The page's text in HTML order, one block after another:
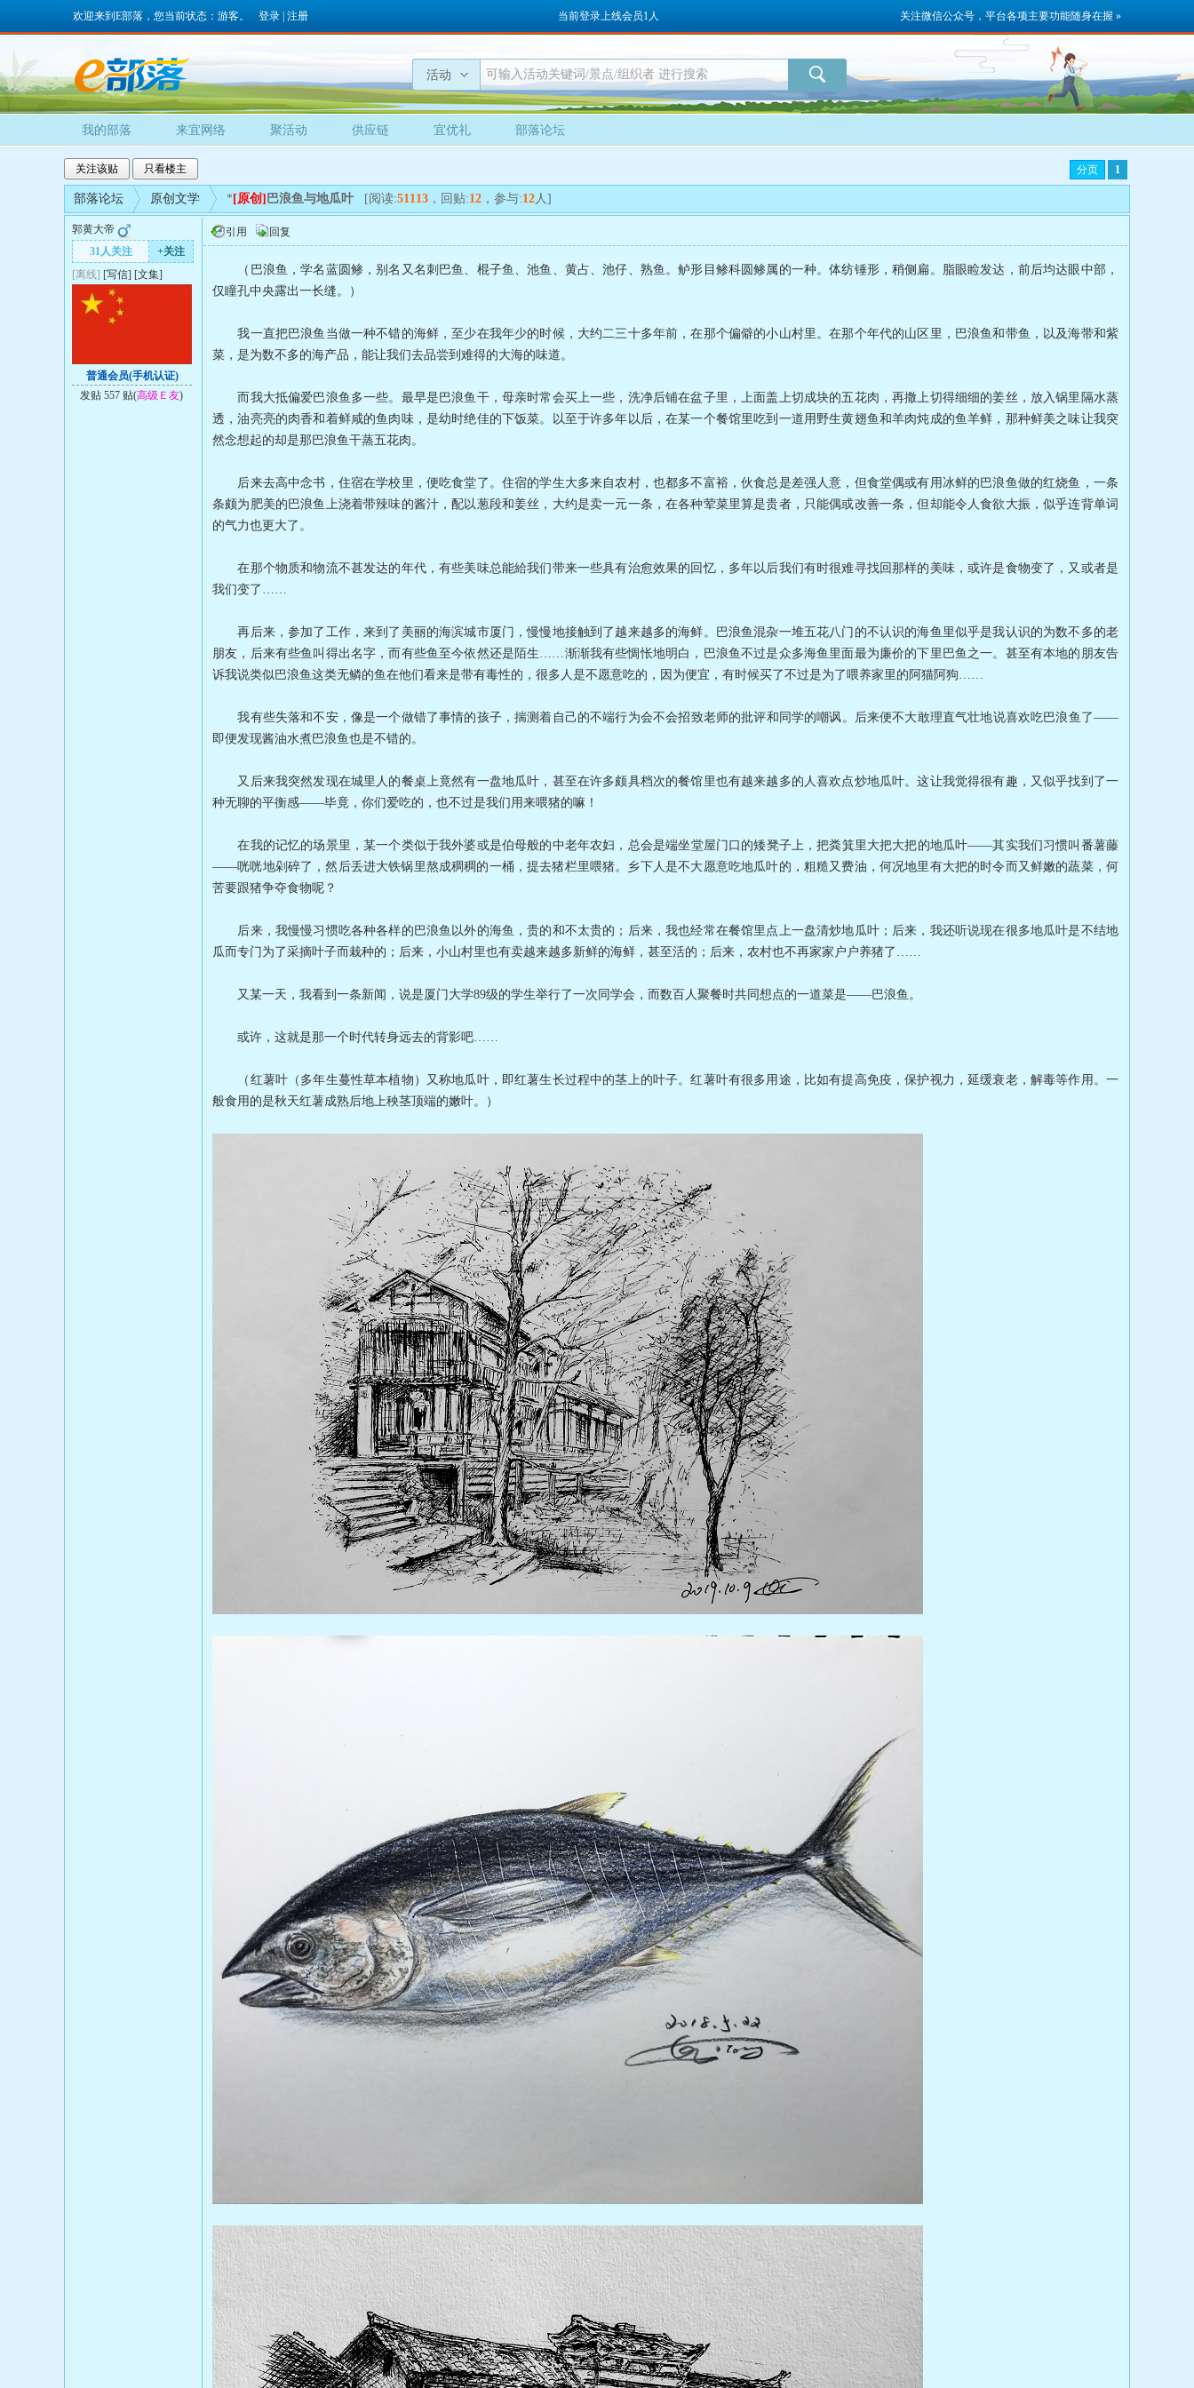
关注微信公众号，平台各项主要功能随身在握 »
欢迎来到E部落，您当前状态：游客。 登录 注册 当前登录上线会员1人
活动
我的部落 来宜网络 聚活动 供应链 宜优礼 部落论坛
关注该贴 只看楼主 分页 1
部落论坛 原创文学 * [原创] 巴浪鱼与地瓜叶 [阅读:51113 ，回贴:12 ，参与:12人]
郭黄大帝
31人关注
+关注
[离线] [写信] [文集]
普通会员(手机认证)
发贴 557 贴(高级Ｅ友)
引用 回复
（巴浪鱼，学名蓝圆鲹，别名又名刺巴鱼、棍子鱼、池鱼、黄占、池仔、熟鱼。鲈形目鲹科圆鲹属的一种。体纺锤形，稍侧扁。脂眼睑发达，前后均达眼中部，
仅瞳孔中央露出一长缝。）
我一直把巴浪鱼当做一种不错的海鲜，至少在我年少的时候，大约二三十多年前，在那个偏僻的小山村里。在那个年代的山区里，巴浪鱼和带鱼，以及海带和紫
菜，是为数不多的海产品，能让我们去品尝到难得的大海的味道。
而我大抵偏爱巴浪鱼多一些。最早是巴浪鱼干，母亲时常会买上一些，洗净后铺在盆子里，上面盖上切成块的五花肉，再撒上切得细细的姜丝，放入锅里隔水蒸
透，油亮亮的肉香和着鲜咸的鱼肉味，是幼时绝佳的下饭菜。以至于许多年以后，在某一个餐馆里吃到一道用野生黄翅鱼和羊肉炖成的鱼羊鲜，那种鲜美之味让我突
然念想起的却是那巴浪鱼干蒸五花肉。
后来去高中念书，住宿在学校里，便吃食堂了。住宿的学生大多来自农村，也都多不富裕，伙食总是差强人意，但食堂偶或有用冰鲜的巴浪鱼做的红烧鱼，一条
条颇为肥美的巴浪鱼上浇着带辣味的酱汁，配以葱段和姜丝，大约是卖一元一条，在各种荤菜里算是贵者，只能偶或改善一条，但却能令人食欲大振，似乎连背单词
的气力也更大了。
在那个物质和物流不甚发达的年代，有些美味总能給我们带来一些具有治愈效果的回忆，多年以后我们有时很难寻找回那样的美味，或许是食物变了，又或者是
我们变了……
再后来，参加了工作，来到了美丽的海滨城市厦门，慢慢地接触到了越来越多的海鲜。巴浪鱼混杂一堆五花八门的不认识的海鱼里似乎是我认识的为数不多的老
朋友，后来有些鱼叫得出名字，而有些鱼至今依然还是陌生……渐渐我有些惆怅地明白，巴浪鱼不过是众多海鱼里面最为廉价的下里巴鱼之一。甚至有本地的朋友告
诉我说类似巴浪鱼这类无鳞的鱼在他们看来是带有毒性的，很多人是不愿意吃的，因为便宜，有时候买了不过是为了喂养家里的阿猫阿狗……
我有些失落和不安，像是一个做错了事情的孩子，揣测着自己的不端行为会不会招致老师的批评和同学的嘲讽。后来便不大敢理直气壮地说喜欢吃巴浪鱼了——
即便发现酱油水煮巴浪鱼也是不错的。
又后来我突然发现在城里人的餐桌上竟然有一盘地瓜叶，甚至在许多颇具档次的餐馆里也有越来越多的人喜欢点炒地瓜叶。这让我觉得很有趣，又似乎找到了一
种无聊的平衡感——毕竟，你们爱吃的，也不过是我们用来喂猪的嘛！
在我的记忆的场景里，某一个类似于我外婆或是伯母般的中老年农妇，总会是端坐堂屋门口的矮凳子上，把粪箕里大把大把的地瓜叶——其实我们习惯叫番薯藤
——咣咣地剁碎了，然后丢进大铁锅里熬成稠稠的一桶，提去猪栏里喂猪。乡下人是不大愿意吃地瓜叶的，粗糙又费油，何况地里有大把的时令而又鲜嫩的蔬菜，何
苦要跟猪争夺食物呢？
后来，我慢慢习惯吃各种各样的巴浪鱼以外的海鱼，贵的和不太贵的；后来，我也经常在餐馆里点上一盘清炒地瓜叶；后来，我还听说现在很多地瓜叶是不结地
瓜而专门为了采摘叶子而栽种的；后来，小山村里也有卖越来越多新鲜的海鲜，甚至活的；后来，农村也不再家家户户养猪了……
又某一天，我看到一条新闻，说是厦门大学89级的学生举行了一次同学会，而数百人聚餐时共同想点的一道菜是——巴浪鱼。
或许，这就是那一个时代转身远去的背影吧……
（红薯叶（多年生蔓性草本植物）又称地瓜叶，即红薯生长过程中的茎上的叶子。红薯叶有很多用途，比如有提高免疫，保护视力，延缓衰老，解毒等作用。一
般食用的是秋天红薯成熟后地上秧茎顶端的嫩叶。）